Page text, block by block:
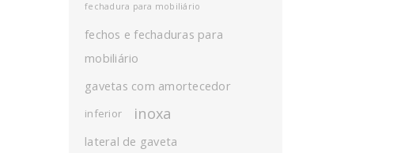
fechadura para mobiliário
fechos e fechaduras para
mobiliário
gavetas com amortecedor
inferior inoxa
lateral de gaveta